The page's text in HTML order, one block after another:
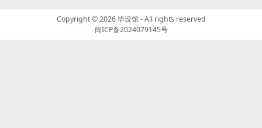
Copyright © 2026毕设馆- All rights reserved
闽ICP备2024079145号